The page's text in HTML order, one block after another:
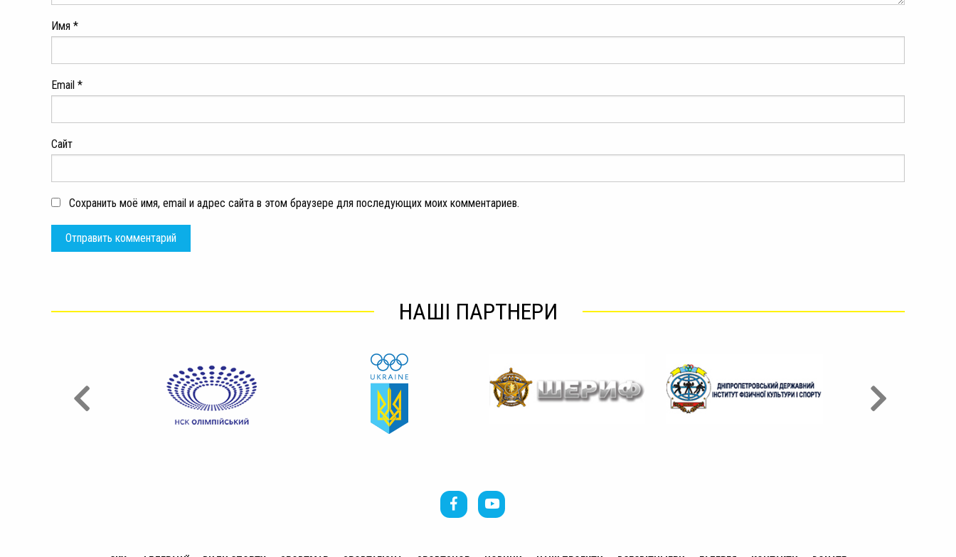
Имя *
Email *
Сайт
Сохранить моё имя, email и адрес сайта в этом браузере для последующих моих комментариев.
НАШІ ПАРТНЕРИ